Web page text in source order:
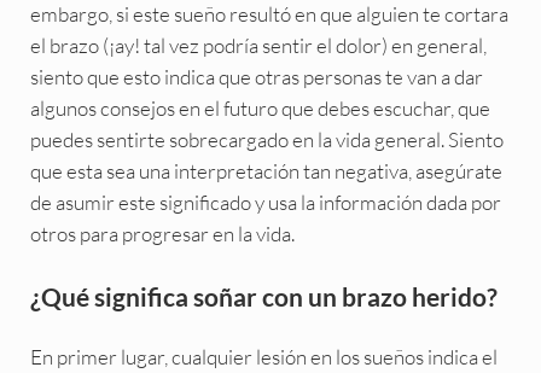
embargo, si este sueño resultó en que alguien te cortara
el brazo (¡ay! tal vez podría sentir el dolor) en general,
siento que esto indica que otras personas te van a dar
algunos consejos en el futuro que debes escuchar, que
puedes sentirte sobrecargado en la vida general. Siento
que esta sea una interpretación tan negativa, asegúrate
de asumir este significado y usa la información dada por
otros para progresar en la vida.
¿Qué significa soñar con un brazo herido?
En primer lugar, cualquier lesión en los sueños indica el